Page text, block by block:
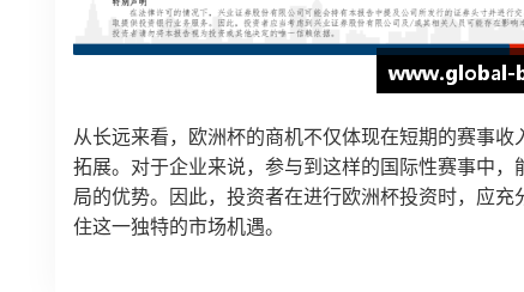
从长远来看，欧洲杯的商机不仅体现在短期的赛事
拓展。对于企业来说，参与到这样的国际性赛事中
局的优势。因此，投资者在进行欧洲杯投资时，应
住这一独特的市场机遇。